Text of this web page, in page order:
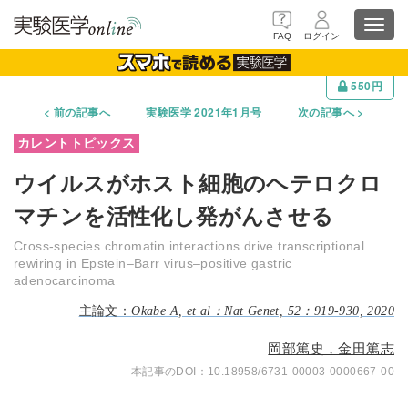
FAQ ログイン
550円
前の記事へ
実験医学 2021年1月号 次の記事へ
ウイルスがホスト細胞のヘテロクロ
マチンを活性化し発がんさせる
Cross-species chromatin interactions drive transcriptional
rewiring in Epstein–Barr virus–positive gastric
adenocarcinoma
Okabe A, et al：Nat Genet, 52：919-930, 2020
岡部篤史，金田篤志
10.18958/6731-00003-0000667-00